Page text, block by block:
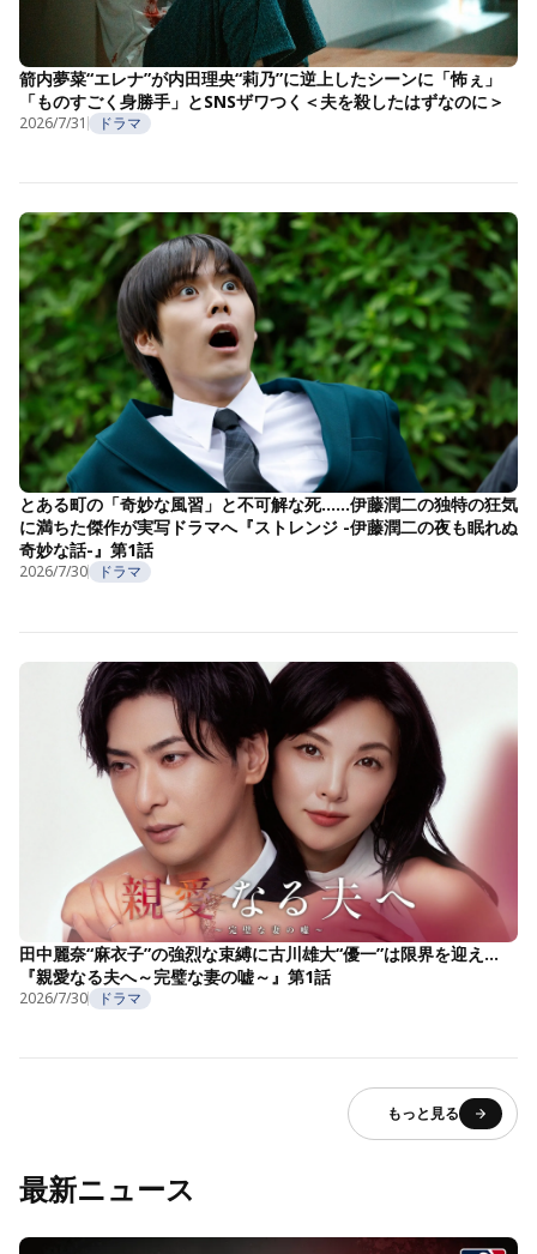
箭内夢菜“エレナ”が内田理央“莉乃”に逆上したシーンに「怖ぇ」
「ものすごく身勝手」とSNSザワつく＜夫を殺したはずなのに＞
2026/7/31 ドラマ
とある町の「奇妙な風習」と不可解な死……伊藤潤二の独特の狂気
に満ちた傑作が実写ドラマへ『ストレンジ -伊藤潤二の夜も眠れぬ
奇妙な話-』第1話
2026/7/30 ドラマ
田中麗奈“麻衣子”の強烈な束縛に古川雄大“優一”は限界を迎え…
『親愛なる夫へ～完璧な妻の嘘～』第1話
2026/7/30 ドラマ
もっと見る
最新ニュース